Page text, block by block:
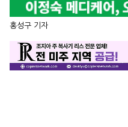
홍성구 기자